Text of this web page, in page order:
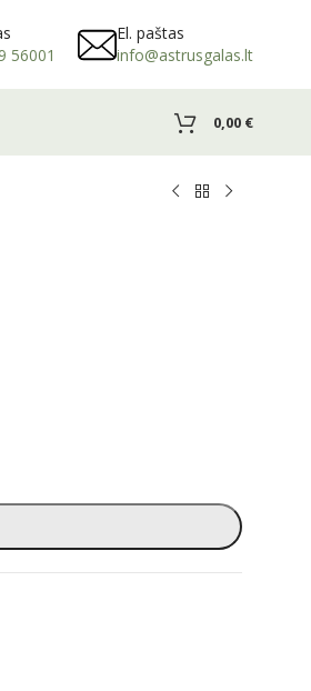
56001
El. paštas
info@astrusgalas.lt
0,00 €